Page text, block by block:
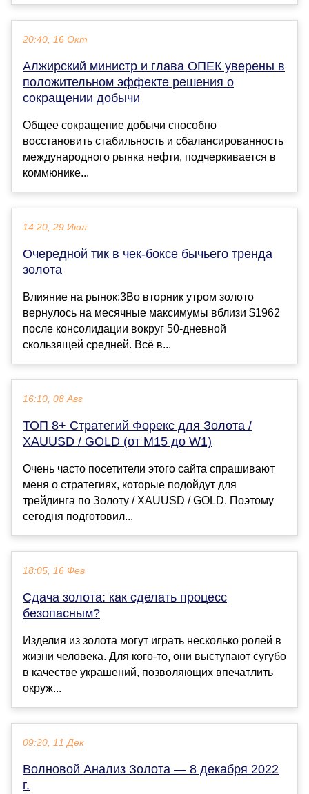
20:40, 16 Окт
Алжирский министр и глава ОПЕК уверены в
положительном эффекте решения о
сокращении добычи
Общее сокращение добычи способно
восстановить стабильность и сбалансированность
международного рынка нефти, подчеркивается в
коммюнике...
14:20, 29 Июл
Очередной тик в чек-боксе бычьего тренда
золота
Влияние на рынок:3Во вторник утром золото
вернулось на месячные максимумы вблизи $1962
после консолидации вокруг 50-дневной
скользящей средней. Всё в...
16:10, 08 Авг
ТОП 8+ Стратегий Форекс для Золота /
XAUUSD / GOLD (от M15 до W1)
Очень часто посетители этого сайта спрашивают
меня о стратегиях, которые подойдут для
трейдинга по Золоту / XAUUSD / GOLD. Поэтому
сегодня подготовил...
18:05, 16 Фев
Сдача золота: как сделать процесс
безопасным?
Изделия из золота могут играть несколько ролей в
жизни человека. Для кого-то, они выступают сугубо
в качестве украшений, позволяющих впечатлить
окруж...
09:20, 11 Дек
Волновой Анализ Золота — 8 декабря 2022
г.